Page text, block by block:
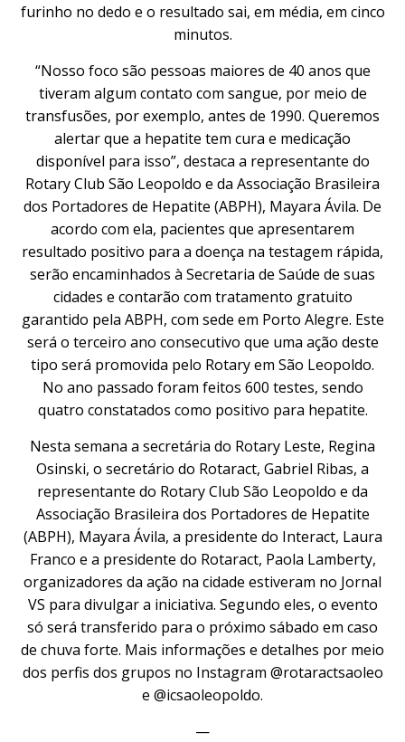
furinho no dedo e o resultado sai, em média, em cinco
minutos.
“Nosso foco são pessoas maiores de 40 anos que
tiveram algum contato com sangue, por meio de
transfusões, por exemplo, antes de 1990. Queremos
alertar que a hepatite tem cura e medicação
disponível para isso”, destaca a representante do
Rotary Club São Leopoldo e da Associação Brasileira
dos Portadores de Hepatite (ABPH), Mayara Ávila. De
acordo com ela, pacientes que apresentarem
resultado positivo para a doença na testagem rápida,
serão encaminhados à Secretaria de Saúde de suas
cidades e contarão com tratamento gratuito
garantido pela ABPH, com sede em Porto Alegre. Este
será o terceiro ano consecutivo que uma ação deste
tipo será promovida pelo Rotary em São Leopoldo.
No ano passado foram feitos 600 testes, sendo
quatro constatados como positivo para hepatite.
Nesta semana a secretária do Rotary Leste, Regina
Osinski, o secretário do Rotaract, Gabriel Ribas, a
representante do Rotary Club São Leopoldo e da
Associação Brasileira dos Portadores de Hepatite
(ABPH), Mayara Ávila, a presidente do Interact, Laura
Franco e a presidente do Rotaract, Paola Lamberty,
organizadores da ação na cidade estiveram no Jornal
VS para divulgar a iniciativa. Segundo eles, o evento
só será transferido para o próximo sábado em caso
de chuva forte. Mais informações e detalhes por meio
dos perfis dos grupos no Instagram @rotaractsaoleo
e @icsaoleopoldo.
—